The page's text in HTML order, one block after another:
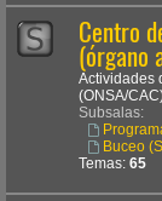
Centro
(órgano
Actividades
(ONSA/
Subsalas:
Buceo
Temas: 65